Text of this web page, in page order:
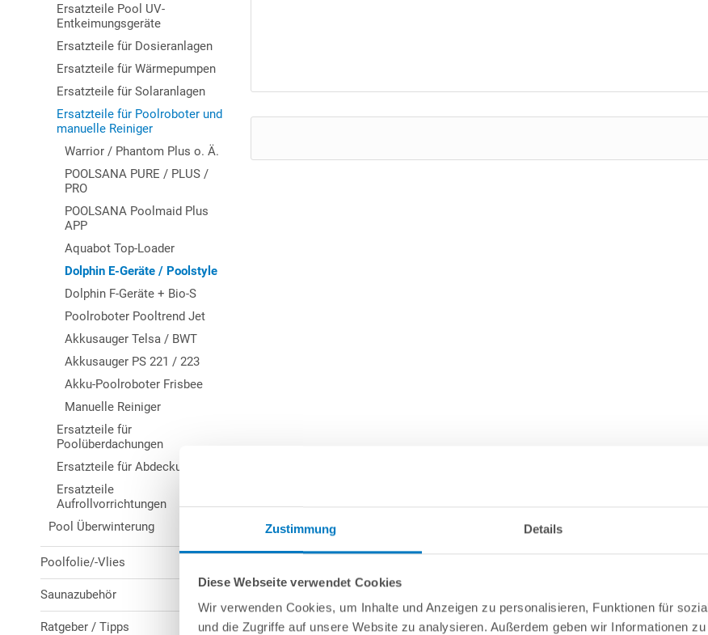
Zustimmung Details
Diese Webseite verwendet Cookies
Wir verwenden Cookies, um Inhalte und Anzeigen zu personalisieren, Funktionen für
und die Zugriffe auf unsere Website zu analysieren. Außerdem geben wir Informationen
Ersatzteile Pool UV-
Entkeimungsgeräte
Ersatzteile für Dosieranlagen
Ersatzteile für Wärmepumpen
Ersatzteile für Solaranlagen
Ersatzteile für Poolroboter und
manuelle Reiniger
Warrior / Phantom Plus o. Ä.
POOLSANA PURE / PLUS /
PRO
POOLSANA Poolmaid Plus
APP
Aquabot Top-Loader
Dolphin E-Geräte / Poolstyle
Dolphin F-Geräte + Bio-S
Poolroboter Pooltrend Jet
Akkusauger Telsa / BWT
Akkusauger PS 221 / 223
Akku-Poolroboter Frisbee
Manuelle Reiniger
Ersatzteile für
Poolüberdachungen
Ersatzteile für Abdeckungen
Ersatzteile
Aufrollvorrichtungen
Pool Überwinterung
Poolfolie/-Vlies
Saunazubehör
Ratgeber / Tipps